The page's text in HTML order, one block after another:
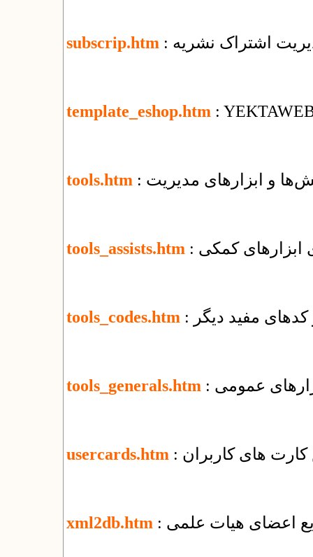
subscrip.htm اشتراک نشریه
template_eshop.htm :
tools.htm و ابزارهای مدیریت
tools_assists.htm ابزارهای کمکی
tools_codes.htm کدهای مفید دیگر
tools_generals.htm عمومی
usercards.htm های کاربران
xml2db.htm اعضای هیات علمی